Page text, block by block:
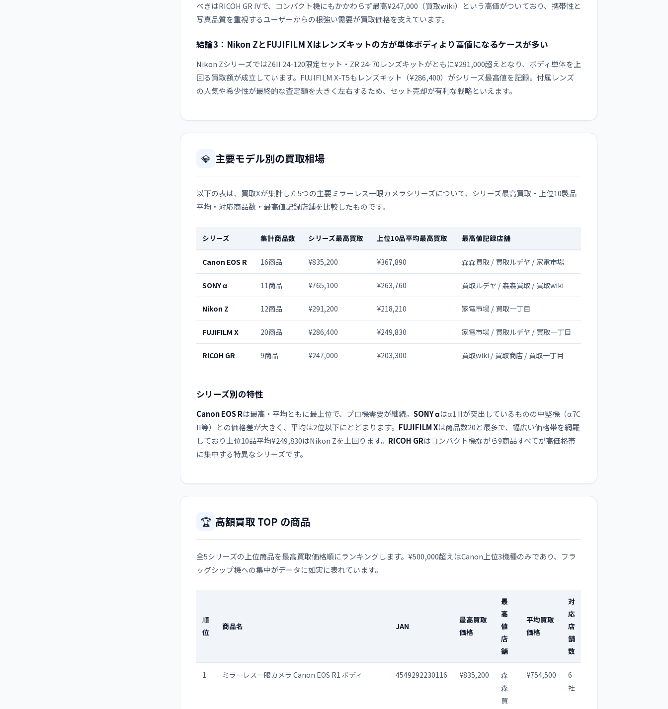
べきはRICOH GR IVで、コンパクト機にもかかわらず最高¥247,000（買取wiki）という高値がついており、携帯性と
写真品質を重視するユーザーからの根強い需要が買取価格を支えています。
結論3：Nikon ZとFUJIFILM Xはレンズキットの方が単体ボディより高値になるケースが多い
Nikon ZシリーズではZ6II 24-120限定セット・ZR 24-70レンズキットがともに¥291,000超えとなり、ボディ単体を上
回る買取額が成立しています。FUJIFILM X-T5もレンズキット（¥286,400）がシリーズ最高値を記録。付属レンズ
の人気や希少性が最終的な査定額を大きく左右するため、セット売却が有利な戦略といえます。
💎 主要モデル別の買取相場
以下の表は、買取Xが集計した5つの主要ミラーレス一眼カメラシリーズについて、シリーズ最高買取・上位10製品
平均・対応商品数・最高値記録店舗を比較したものです。
シリーズ 集計商品数 シリーズ最高買取 上位10品平均最高買取 最高値記録店舗
Canon EOS R 16商品 ¥835,200 ¥367,890 森森買取 / 買取ルデヤ / 家電市場
SONY α 11商品 ¥765,100 ¥263,760 買取ルデヤ / 森森買取 / 買取wiki
Nikon Z 12商品 ¥291,200 ¥218,210 家電市場 / 買取一丁目
FUJIFILM X 20商品 ¥286,400 ¥249,830 家電市場 / 買取ルデヤ / 買取一丁目
RICOH GR 9商品 ¥247,000 ¥203,300 買取wiki / 買取商店 / 買取一丁目
シリーズ別の特性
Canon EOS Rは最高・平均ともに最上位で、プロ機需要が継続。 SONY αはα1 IIが突出しているものの中堅機（α7C
II等）との価格差が大きく、平均は2位以下にとどまります。 FUJIFILM Xは商品数20と最多で、幅広い価格帯を網羅
しており上位10品平均¥249,830はNikon Zを上回ります。 RICOH GRはコンパクト機ながら9商品すべてが高価格帯
に集中する特異なシリーズです。
🏆 高額買取 TOP の商品
全5シリーズの上位商品を最高買取価格順にランキングします。¥500,000超えはCanon上位3機種のみであり、フラ
ッグシップ機への集中がデータに如実に表れています。
順
位
商品名 JAN
最高買取
価格
最
高
値
店
舗
平均買取
価格
対
応
店
舗
数
1 ミラーレス一眼カメラ Canon EOS R1 ボディ 4549292230116 ¥835,200
森
森
買
¥754,500
6
社